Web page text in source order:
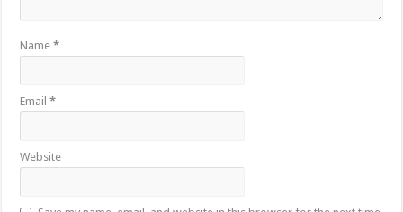
Name*
Email*
Website